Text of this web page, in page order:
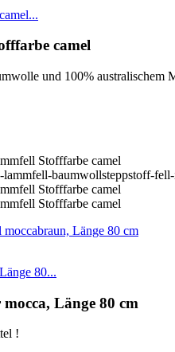
camel
und 100%
80...
Länge 80 cm
!